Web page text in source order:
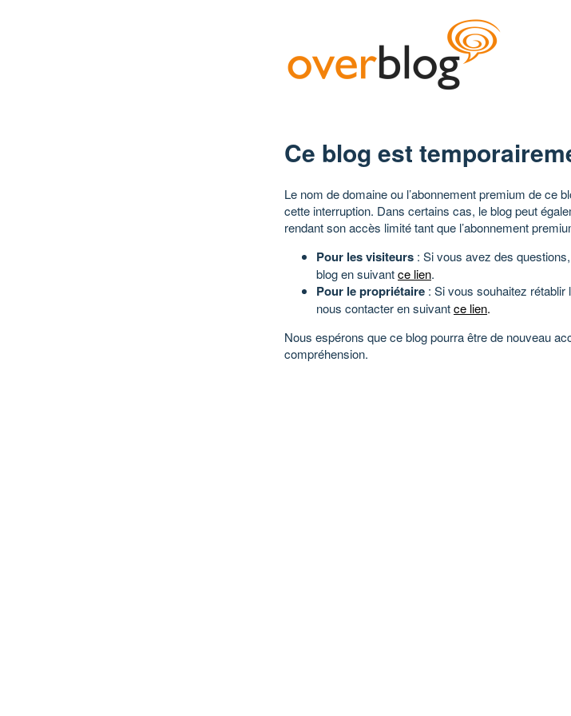
Ce blog est
Le nom de domaine ou l’abonnement premium de ce
cette interruption. Dans certains cas, le blog peut
rendant son accès limité tant que l’abonnement
Pour les visiteurs : Si vous avez des
blog en suivantce lien.
Pour le propriétaire : Si vous souhaitez rétablir
nous contacter en suivantce lien.
Nous espérons que ce blog pourra être de nouveau
compréhension.